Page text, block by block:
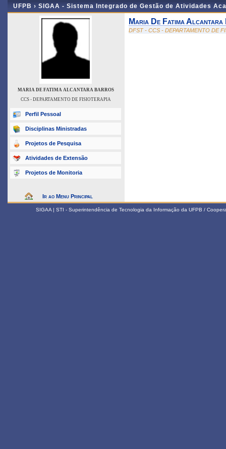
UFPB › SIGAA - Sistema Integrado de Gestão de Atividades
MARIA DE FATIMA ALCANTARA BARROS
CCS - DEPARTAMENTO DE FISIOTERAPIA
Perfil Pessoal
Disciplinas Ministradas
Projetos de Pesquisa
Atividades de Extensão
Projetos de Monitoria
Ir ao Menu Principal
Maria De Fatima
DFST - CCS - DEPARTAMENTO DE
SIGAA | STI - Superintendência de Tecnologia da Informação da UFPB /